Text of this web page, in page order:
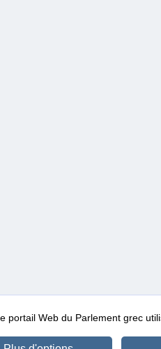
portail Web du Parlement grec